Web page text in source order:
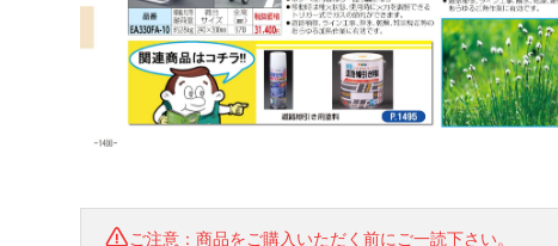
ご注意：商品をご購入いただく前にご一読下さい。